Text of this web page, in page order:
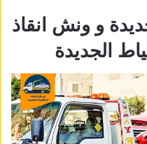
و ونش انقاذ
الجديدة